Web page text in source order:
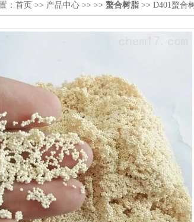
： 首页 >> 产品中心 >> >> 螯合树脂 >> D401螯合